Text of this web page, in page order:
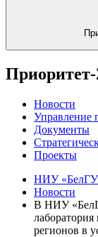
Приоритет-
Новости
Управление
Документы
Проекты
НИУ
Новости
В НИУ
регионов в